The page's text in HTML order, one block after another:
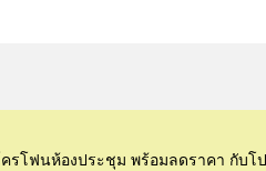
ครโฟนห้องประชุม พร้อมลดราคา กับ